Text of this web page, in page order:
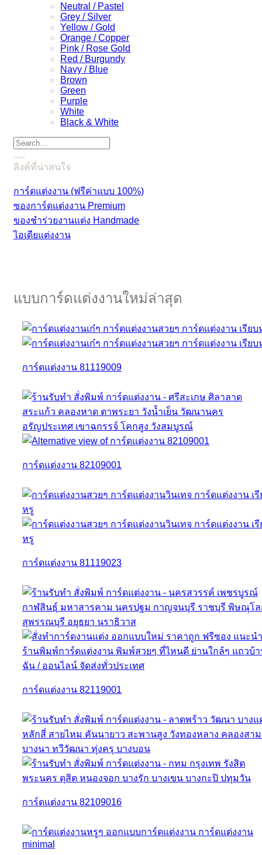
Neutral / Pastel
Grey / Silver
Yellow / Gold
Orange / Copper
Pink / Rose Gold
Red / Burgundy
Navy / Blue
Brown
Green
Purple
White
Black & White
ลิงค์ที่น่าสนใจ
การ์ดแต่งงาน (ฟรีค่าแบบ 100%)
ซองการ์ดแต่งงาน Premium
ของชำร่วยงานแต่ง Handmade
ไอเดียแต่งงาน
แบบการ์ดแต่งงานใหม่ล่าสุด
การ์ดแต่งงาน 81119009
การ์ดแต่งงาน 82109001
การ์ดแต่งงาน 81119023
การ์ดแต่งงาน 82119001
การ์ดแต่งงาน 82109016